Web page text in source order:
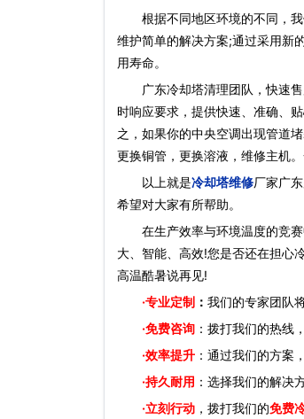
根据不同地区环境的不同，我
维护简单的解决方案;通过采用新
用寿命。
广东冷却塔清理团队，快速售
时响应要求，提供快速、准确、
之，如果你的中央空调出现管道
更换铜管，更换溶液，维修主机
以上就是冷却塔维修厂家广
希望对大家有所帮助。
在生产效率与环境温度的竞赛
大、智能、高效!您是否还在担心
高温酷暑说再见!
·专业定制 ： 我们的专家团队
·免费咨询 ：拨打我们的热线
·效率提升 ：通过我们的方案
·持久耐用 ：选择我们的解决
·立刻行动 ，拨打我们的免费